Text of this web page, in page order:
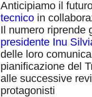
Anticipiamo il
tecnico in
Il numero riprende
presidente Inu
delle loro
pianificazione del
alle successive
protagonisti